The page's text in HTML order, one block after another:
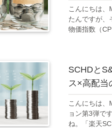
こんにちは
たんですが、
物価指数（
SCHDと
ス×高配当
こんにちは、
ョン第3弾で
ね。「楽天